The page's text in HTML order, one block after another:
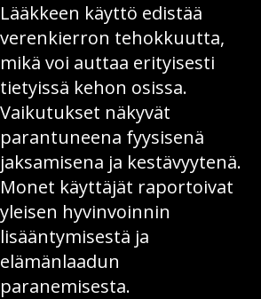
Lääkkeen käyttö edistää
verenkierron tehokkuutta,
mikä voi auttaa erityisesti
tietyissä kehon osissa.
Vaikutukset näkyvät
parantuneena fyysisenä
jaksamisena ja kestävyytenä.
Monet käyttäjät raportoivat
yleisen hyvinvoinnin
lisääntymisestä ja
elämänlaadun
paranemisesta.